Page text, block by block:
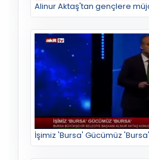
Alinur Aktaş'tan gençlere
İşimiz 'Bursa' Gücümüz